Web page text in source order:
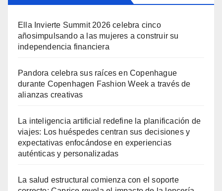
Ella Invierte Summit 2026 celebra cinco
añosimpulsando a las mujeres a construir su
independencia financiera
Pandora celebra sus raíces en Copenhague
durante Copenhagen Fashion Week a través de
alianzas creativas
La inteligencia artificial redefine la planificación de
viajes: Los huéspedes centran sus decisiones y
expectativas enfocándose en experiencias
auténticas y personalizadas
La salud estructural comienza con el soporte